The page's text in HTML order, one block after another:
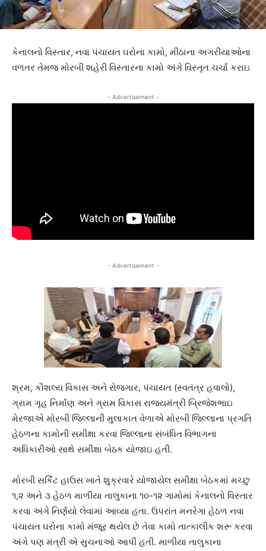
કેનાલનો વિસ્તાર, નવા પંચાયત ઘરોના કામો, મીઠાના અગરીયાઓના
વળતર તેમજ મોરબી શહેરી વિસ્તારના કામો અંગે વિસ્તૃત ચર્ચા કરાઇ
- Advertisement -
- Advertisement -
શ્રમ, કૌશલ્ય વિકાસ અને રોજગાર, પંચાયત (સ્વતંત્ર હવાલો),
ગ્રામ ગૃહ નિર્માણ અને ગ્રામ વિકાસ રાજ્યમંત્રી બ્રિજેશભાઇ
મેરજાએ મોરબી જિલ્લાની મુલાકાત વેળાએ મોરબી જિલ્લાના પ્રગતિ
હેઠળના કામોની સમીક્ષા કરવા જિલ્લાના સંબંધિત વિભાગના
અધિકારીઓ સાથે સમીક્ષા બેઠક યોજાઇ હતી.
મોરબી સર્કિટ હાઉસ ખાતે શુક્રવારે યોજાયેલ સમીક્ષા બેઠકમાં મચ્છુ
૧,૨ અને ૩ હેઠળ માળીયા તાલુકાના ૧૦-૧૨ ગામોમાં કેનાલનો વિસ્તાર
કરવા અંગે નિર્ણયો લેવામાં આવ્યા હતા. ઉપરાંત મનરેગા હેઠળ નવા
પંચાયત ઘરોના કામો મંજૂર થયેલ છે તેવા કામો તાત્કાલીક શરૂ કરવા
અંગે પણ મંત્રી એ સુચનાઓ આપી હતી. માળીયા તાલુકાના